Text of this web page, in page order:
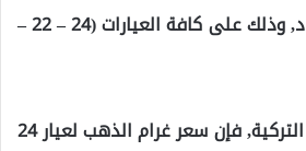
الصاغة في عموم البلاد, وذلك على كافة العيارات (24 – 22 –
وبحسب وسائل الاعلام التركية, فإن سعر غرام الذهب لعيار 24